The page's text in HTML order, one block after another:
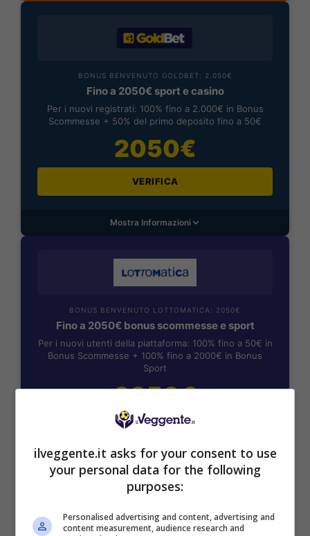
BONUS BENVENUTO GOLDBET: 2.050€
Fino a 2050€ sport e casino
Per i nuovi registrati: 100% fino a 2.000€ in Bonus
Scommesse + 50% del primo deposito fino a 50€
2050€
VERIFICA
Mostra Informazioni
BONUS BENVENUTO LOTTOMATICA: 2050€
Fino a 2050€ bonus scommesse e sport
Per i nuovi utenti della piattaforma: 100% fino a 50€ in
Bonus Scommesse + 100% fino a 2000€ in Bonus
Sport
2050€
VERIFICA
Mostra Informazioni
SNAI
ilveggente.it asks for your consent to use
your personal data for the following
purposes:
Personalised advertising and content, advertising and
content measurement, audience research and